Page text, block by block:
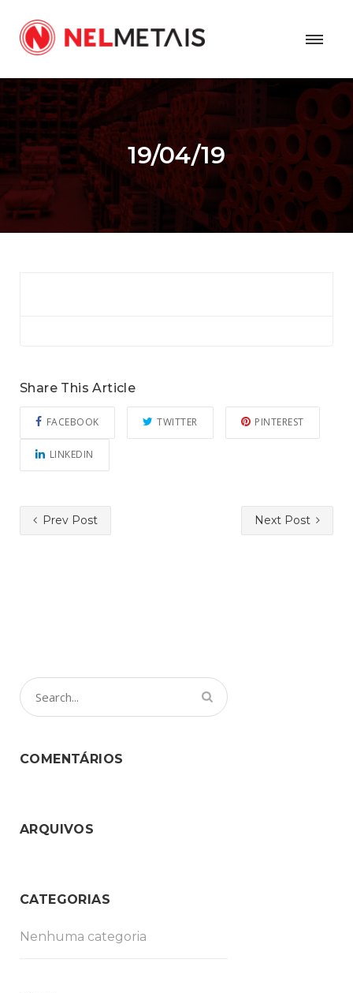
19/04/19
Share This Article
FACEBOOK TWITTER PINTEREST
LINKEDIN
Prev Post Next Post
COMENTÁRIOS
ARQUIVOS
CATEGORIAS
Nenhuma categoria